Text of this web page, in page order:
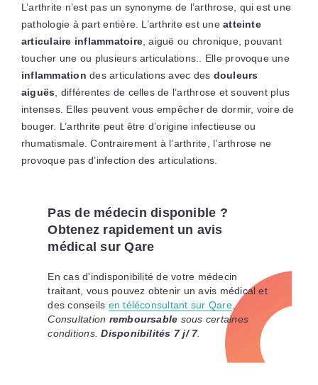
L’arthrite n’est pas un synonyme de l’arthrose, qui est une
pathologie à part entière. L’arthrite est uneatteinte
articulaire inflammatoire , aiguë ou chronique, pouvant
toucher une ou plusieurs articulations.. Elle provoque une
inflammation des articulations avec des douleurs
aiguës , différentes de celles de l’arthrose et souvent plus
intenses. Elles peuvent vous empêcher de dormir, voire de
bouger. L’arthrite peut être d’origine infectieuse ou
rhumatismale. Contrairement à l’arthrite, l’arthrose ne
provoque pas d’infection des articulations.
Pas de médecin disponible ?
Obtenez rapidement un avis
médical sur Qare
En cas d'indisponibilité de votre médecin
traitant, vous pouvez obtenir un avis médical et
des conseils en téléconsultant sur Qare.
Consultation remboursable sous certaines
conditions.Disponibilités 7 j/ 7.